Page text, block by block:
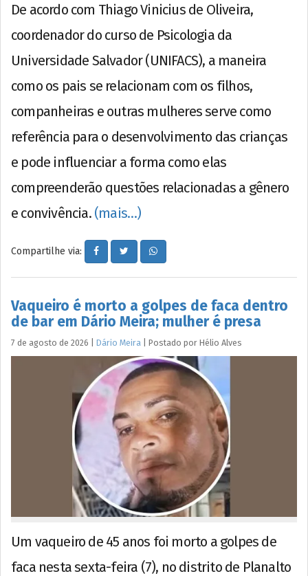
De acordo com Thiago Vinicius de Oliveira,
coordenador do curso de Psicologia da
Universidade Salvador (UNIFACS), a maneira
como os pais se relacionam com os filhos,
companheiras e outras mulheres serve como
referência para o desenvolvimento das crianças
e pode influenciar a forma como elas
compreenderão questões relacionadas a gênero
e convivência. (mais…)
Compartilhe via:
Vaqueiro é morto a golpes de faca dentro
de bar em Dário Meira; mulher é presa
7 de agosto de 2026 Dário Meira Postado por Hélio Alves
Um vaqueiro de 45 anos foi morto a golpes de
faca nesta sexta-feira (7), no distrito de Planalto